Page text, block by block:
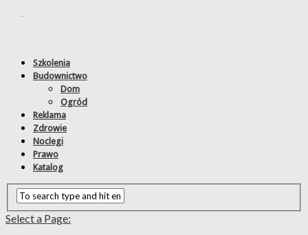
Szkolenia
Budownictwo
Dom
Ogród
Reklama
Zdrowie
Noclegi
Prawo
Katalog
Select a Page: